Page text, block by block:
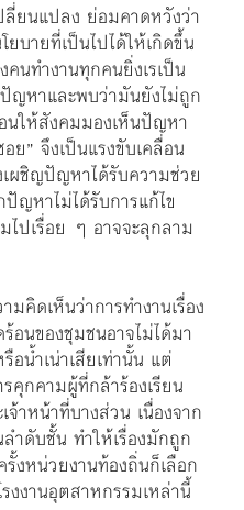
ลี่ยนแปลง ย่อมคาดหวังว่า
ยบายที่เป็นไปได้ให้เกิดขึ้น
นทำงานทุกคนยิ่งเรเป็น
ญหาและพบว่ามันยังไม่ถูก
นให้สังคมมองเห็นปัญหา
ย” จึงเป็นแรงขับเคลื่อน
ผชิญปัญหาได้รับความช่วย
ปัญหาไม่ได้รับการแก้ไข
ปเรื่อย ๆ อาจจะลุกลาม
มคิดเห็นว่าการทำงานเรื่อง
นของชุมชนอาจไม่ได้มา
น้ำเน่าเสียเท่านั้น แต่
กคามผู้ที่กล้าร้องเรียน
าหน้าที่บางส่วน เนื่องจาก
ำดับชั้น ทำให้เรื่องมักถูก
งหน่วยงานท้องถิ่นก็เลือก
งงานอุตสาหกรรมเหล่านี้